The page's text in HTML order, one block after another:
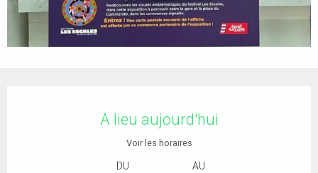
A lieu aujourd'hui
Voir les horaires
DU AU